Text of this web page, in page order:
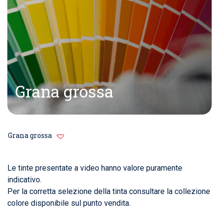
Grana grossa
Grana grossa
Le tinte presentate a video hanno valore puramente
indicativo.
Per la corretta selezione della tinta consultare la collezione
colore disponibile sul punto vendita.